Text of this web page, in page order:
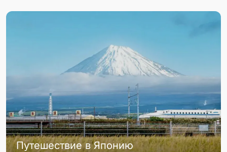
Путешествие в Японию